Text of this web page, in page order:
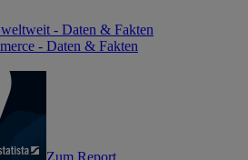
- Daten & Fakten
- Daten & Fakten
Zum Report